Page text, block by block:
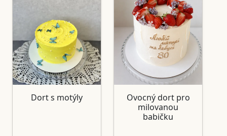
Dort s motýly
Ovocný dort pro
milovanou
babičku